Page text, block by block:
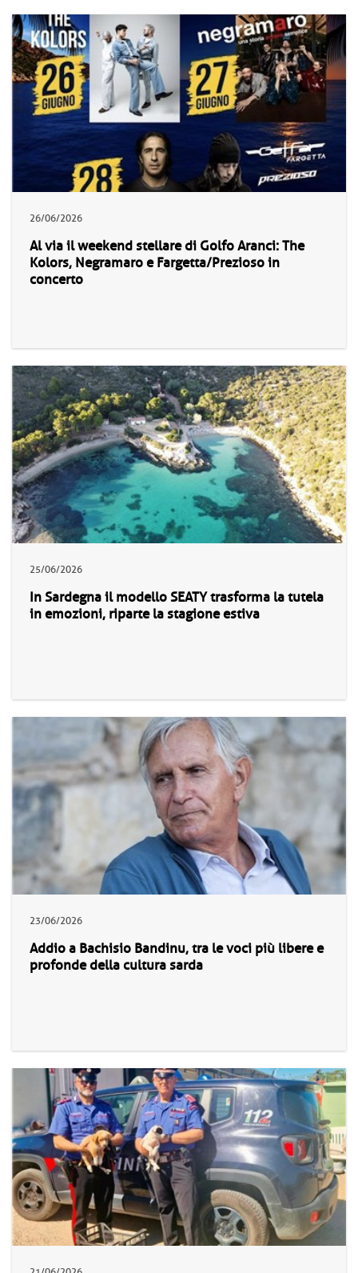
26/06/2026
Al via il weekend stellare di Golfo Aranci: The
Kolors, Negramaro e Fargetta/Prezioso in
concerto
25/06/2026
In Sardegna il modello SEATY trasforma la tutela
in emozioni, riparte la stagione estiva
23/06/2026
Addio a Bachisio Bandinu, tra le voci più libere e
profonde della cultura sarda